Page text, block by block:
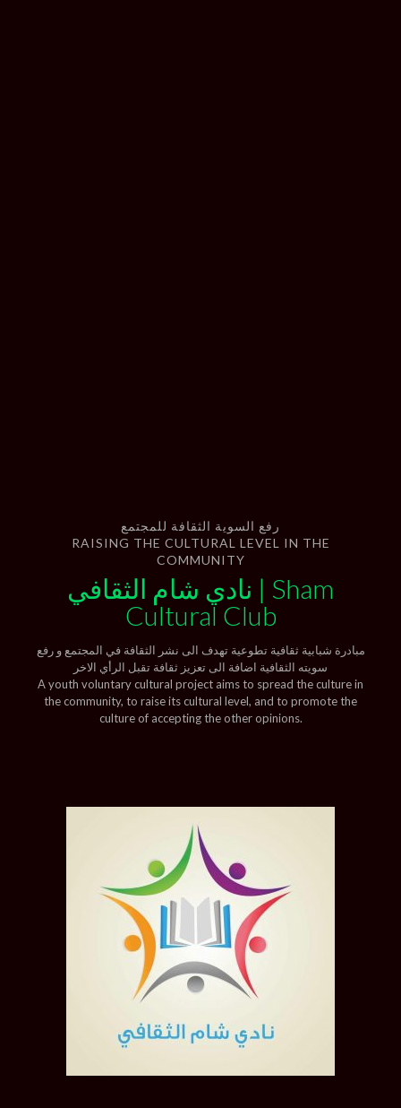
رفع السوية الثقافة للمجتمع
RAISING THE CULTURAL LEVEL IN THE
COMMUNITY
نادي شام الثقافي | Sham
Cultural Club
مبادرة شبابية ثقافية تطوعية تهدف الى نشر الثقافة في المجتمع و رفع
سويته الثقافية اضافة الى تعزيز ثقافة تقبل الرأي الاخر
A youth voluntary cultural project aims to spread the culture in
the community, to raise its cultural level, and to promote the
culture of accepting the other opinions.